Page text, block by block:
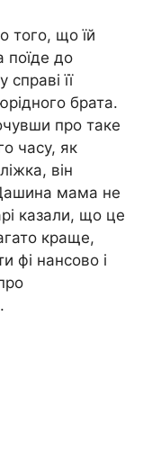
того, що їй
поїде до
її
брата.
про таке
часу, як
він
мама не
казали, що це
краще,
фі нансово і